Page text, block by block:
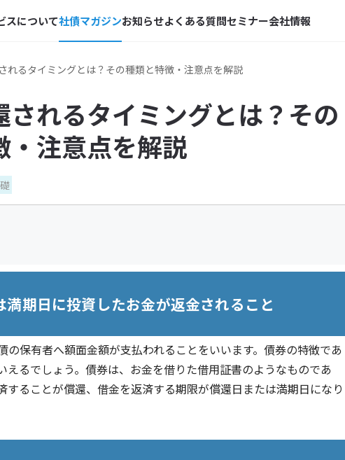
スについて社債マガジンお知らせよくある質問セミナー会社情報
れるタイミングとは？その種類と特徴・注意点を解説
されるタイミングとは？その
・注意点を解説
満期日に投資したお金が返金されること
の保有者へ額面金額が支払われることをいいます。債券の特徴であ
えるでしょう。債券は、お金を借りた借用証書のようなものであ
することが償還、借金を返済する期限が償還日または満期日になり